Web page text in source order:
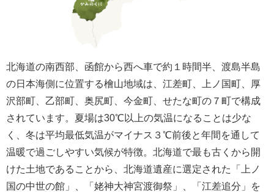
北海道の南西部、函館から西へ車で約１時間半、渡島半島
の日本海側に位置する檜山地域は、江差町、上ノ国町、厚
沢部町、乙部町、奥尻町、今金町、せたな町の７町で構成
されています。夏場は30℃以上の気温になることは少な
く、冬は平均最低気温がマイナス３℃前後と年間を通して
温暖で過ごしやすい気候が特徴。北海道で最も古くから開
けた土地であることから、北海道遺産に選定された「上ノ
国の中世の館」、「姥神大神宮渡御祭」、「江差追分」を